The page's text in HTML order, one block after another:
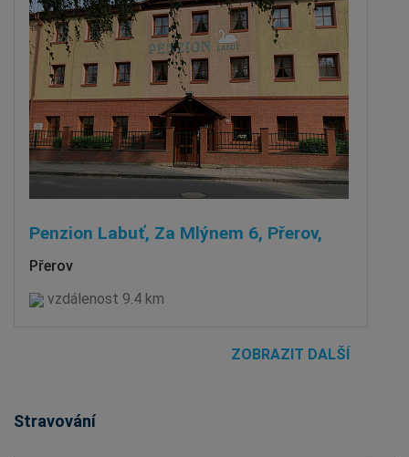
Penzion Labuť, Za Mlýnem 6, Přerov,
Přerov
vzdálenost 9.4 km
ZOBRAZIT DALŠÍ
Stravování